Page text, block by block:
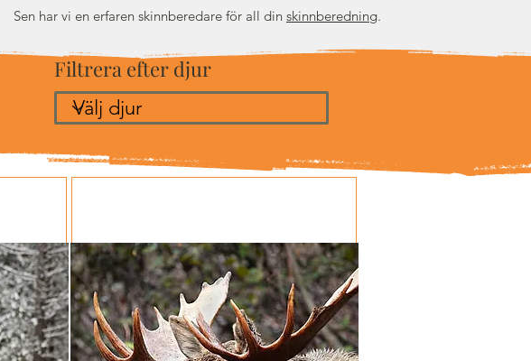
Sen har vi en erfaren skinnberedare för all din skinnberedning.
Filtrera efter djur